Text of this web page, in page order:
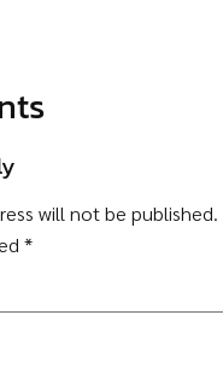
will not be published.
*